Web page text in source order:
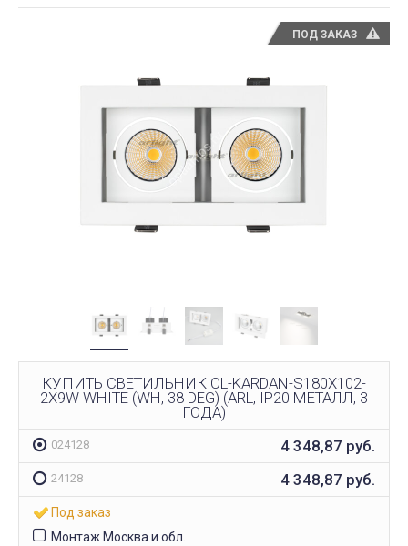
ПОД ЗАКАЗ
КУПИТЬ СВЕТИЛЬНИК CL-KARDAN-S180X102-
2X9W WHITE (WH, 38 DEG) (ARL, IP20 МЕТАЛЛ, 3
ГОДА)
024128 4 348,87 руб.
24128 4 348,87 руб.
Под заказ
Монтаж Москва и обл.